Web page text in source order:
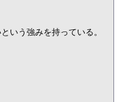
う強みを持っている。